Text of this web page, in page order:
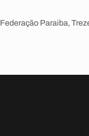
Federação Paraiba,